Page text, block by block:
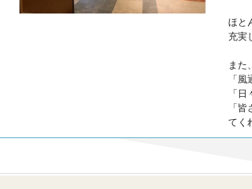
ほと
充実
また
「
「
「
てく